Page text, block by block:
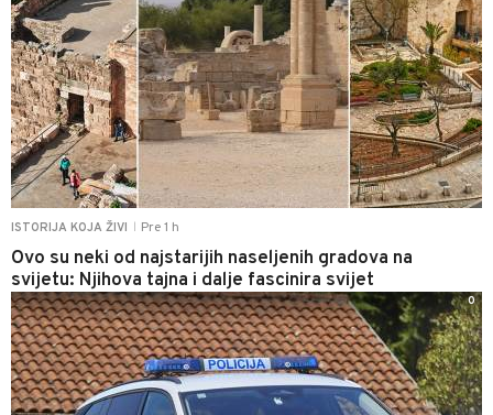
ISTORIJA KOJA ŽIVI Pre 1 h
Ovo su neki od najstarijih naseljenih gradova na
svijetu: Njihova tajna i dalje fascinira svijet
0